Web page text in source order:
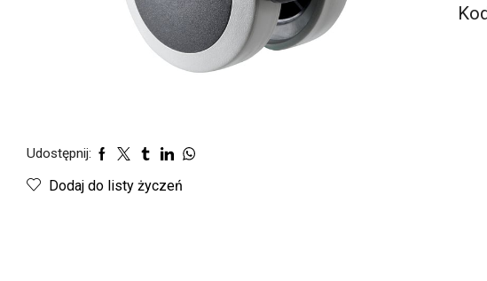
Udostępnij:
Dodaj do listy życzeń